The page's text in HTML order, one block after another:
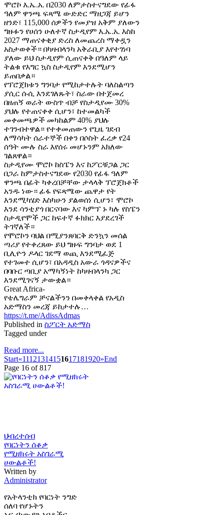
ሞሮኮ እ.ኤ.አ. በ2030 ለምታስተናግደው የፊፋ
ዓለም ዋንጫ ፍጻሜ ውድድር ማዘጋጃ ይሆን
ዘንድ፣ 115,000 ሰዎችን የመያዝ አቅም ያለውን
ግዙፉን የሀሰን ሁለተኛ ስታዲየም እ.ኤ.አ. እስከ
2027 ማጠናቀቂያ ድረስ ለመጨረስ ማቀዷን
አስታወቀች። በካዛብላንካ አቅራቢያ እየተገነባ
ያለው ይህ ስታዲየም ሲጠናቀቅ በዓለም ላይ
ትልቁ የእግር ኳስ ስታዲየም እንደሚሆን
ይጠበቃል።
የፕሮጀክቱን ግንባታ የሚከታተሉት ባለስልጣን
ያሲር ሱሲ እንደገለጹት፣ ስራው በተጀመረ
በዘጠኝ ወራት ውስጥ ብቻ የስታዲየሙ 30%
ያህሉ የተጠናቀቀ ሲሆን፣ ከተመልካች
መቀመጫዎች መካከልም 40% ያህሉ
ተገንብተዋል። የተቀመጠውን የጊዜ ገደብ
ለማሳካት ሰራተኞች በቀን በሶስት ፈረቃ የ24
ሰዓት ሙሉ ስራ እየሰሩ መሆኑንም አክለው
ገልጸዋል።
ስታዲየሙ ሞሮኮ ከስፔን እና ከፖርቹጋል ጋር
በጋራ ከምታስተናግደው የ2030 የፊፋ ዓለም
ዋንጫ በፊት ካቀረበቻቸው ታላላቅ ፕሮጀክቶች
አንዱ ነው። ፊፋ የፍጻሜው ጨዋታ የት
እንደሚካሄድ እስካሁን ያልወሰነ ሲሆን፣ ሞሮኮ
እንደ ሳንቲያጎ በርናባው እና ካምፕ ኑ ካሉ የስፔን
ስታዲየሞች ጋር ከፍተኛ ፉክክር እያደረገች
ትገኛለች።
የሞሮኮን ባህል በሚያንጸባርቅ ድንኳን መሰል
ጣሪያ የተቀረጸው ይህ ግዙፍ ግንባታ ወደ 1
ቢሊዮን ዶላር ገደማ ወጪ እንደሚፈጅ
የተገመተ ሲሆን፣ በአዳዲስ አውራ ጎዳናዎችና
በባቡር ጣቢያ አማካኝነት ከካዛብላንካ ጋር
እንደሚገናኝ ታውቋል።
Great Africa-
የቴሌግራም ቻናልችንን በመቀላቀል የአዲስ
አድማስን መረጃ ይከታተሉ…
https://t.me/AdissAdmas
Published in ስፖርት አድማስ
Tagged under
Read more...
Start«11121314151617181920»End
Page 16 of 817
ህብረተሰብ
የባርነትን ሰቆቃ
የሚዘክሩት አስገራሚ
ሀውልቶች!
Written by
Administrator
የአትላንቲክ የባርነት ንግድ
ሰለባ የሆኑትን